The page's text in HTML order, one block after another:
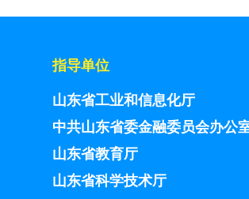
指导单位
山东省工业和信息化厅
中共山东省委金融委员会办公
山东省教育厅
山东省科学技术厅